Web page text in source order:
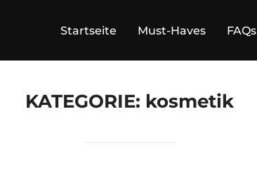
Startseite Must-Haves FAQs
KATEGORIE: kosmetik